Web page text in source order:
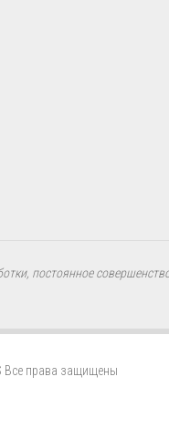
постоянное
Все права защищены